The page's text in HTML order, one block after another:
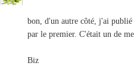
bon, d'un autre côté, j'ai publié
par le premier. C'était un de
Biz